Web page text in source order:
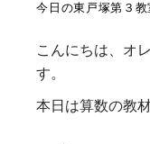
今日の東戸塚第３教
こんにちは、オ
す。
本日は算数の教